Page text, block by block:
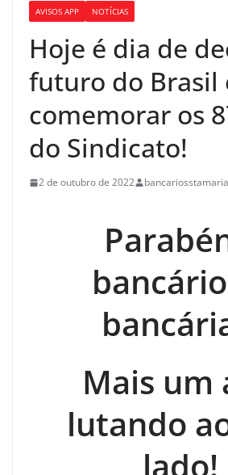
AVISOS APP NOTÍCIAS
Hoje é dia de
futuro do Brasil
comemorar os
do Sindicato!
2 de outubro de 2022 bancariosstamaria
Mais um
lutando
lado!